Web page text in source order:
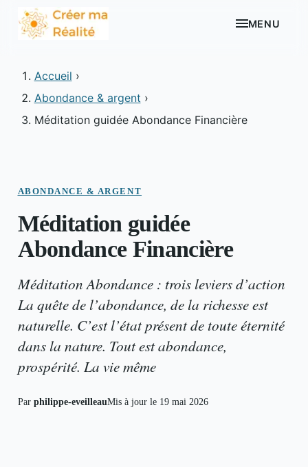
MENU
Accueil ›
Abondance & argent ›
Méditation guidée Abondance Financière
ABONDANCE & ARGENT
Méditation guidée
Abondance Financière
Méditation Abondance : trois leviers d’action
La quête de l’abondance, de la richesse est
naturelle. C’est l’état présent de toute éternité
dans la nature. Tout est abondance,
prospérité. La vie même
Par philippe-eveilleauMis à jour le 19 mai 2026